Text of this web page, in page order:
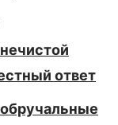
ответ